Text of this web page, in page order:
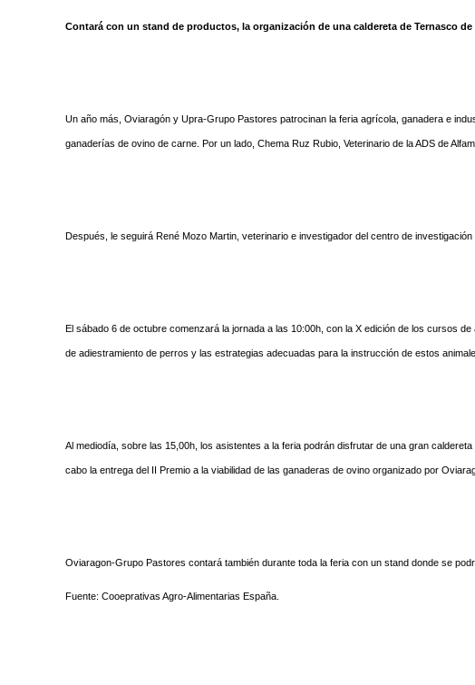
Contará con un stand de productos, la organización de una caldereta de Ternasco
Un año más, Oviaragón y Upra-Grupo Pastores patrocinan la feria agrícola, ganadera e
ganaderías de ovino de carne. Por un lado, Chema Ruz Rubio, Veterinario de la ADS de
Después, le seguirá René Mozo Martin, veterinario e investigador del centro de
El sábado 6 de octubre comenzará la jornada a las 10:00h, con la X edición de los cursos
de adiestramiento de perros y las estrategias adecuadas para la instrucción de estos
Al mediodía, sobre las 15,00h, los asistentes a la feria podrán disfrutar de una gran
cabo la entrega del II Premio a la viabilidad de las ganaderas de ovino organizado por
Oviaragon-Grupo Pastores contará también durante toda la feria con un stand donde se
Fuente: Cooeprativas Agro-Alimentarias España.